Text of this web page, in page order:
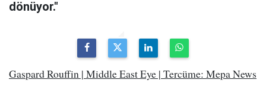
dönüyor."
Gaspard Rouffin | Middle East Eye | Tercüme: Mepa News